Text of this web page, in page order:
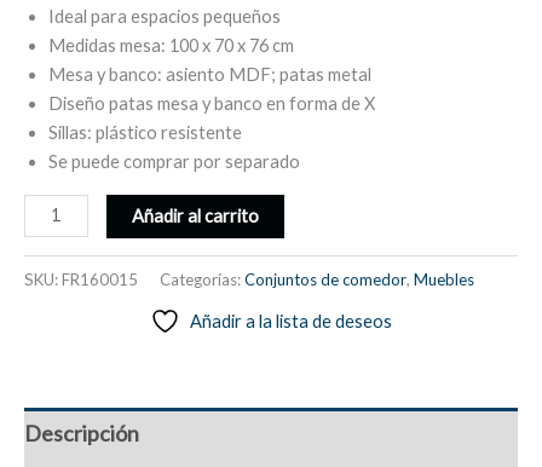
Ideal para espacios pequeños
Medidas mesa: 100 x 70 x 76 cm
Mesa y banco: asiento MDF; patas metal
Diseño patas mesa y banco en forma de X
Sillas: plástico resistente
Se puede comprar por separado
Conjunto
comedor
4
sillas
Añadir al carrito
SKU:FR160015 Categorías:Conjuntos de comedor, Muebles
Añadir a la lista de deseos
Descripción